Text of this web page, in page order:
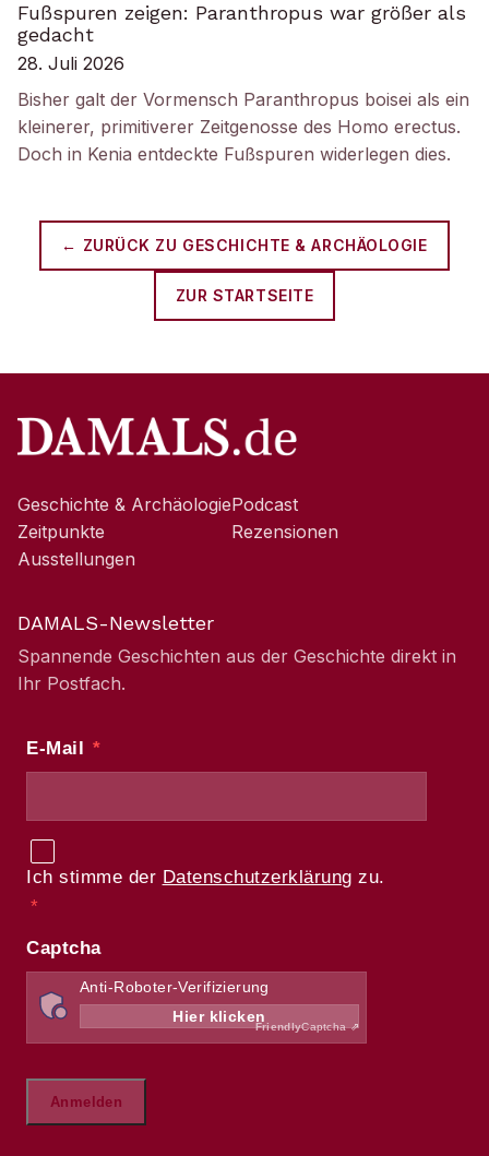
Fußspuren zeigen: Paranthropus war größer als
gedacht
28. Juli 2026
Bisher galt der Vormensch Paranthropus boisei als ein
kleinerer, primitiverer Zeitgenosse des Homo erectus.
Doch in Kenia entdeckte Fußspuren widerlegen dies.
← ZURÜCK ZU GESCHICHTE & ARCHÄOLOGIE
ZUR STARTSEITE
Geschichte & Archäologie
Zeitpunkte
Ausstellungen
Podcast
Rezensionen
DAMALS-Newsletter
Spannende Geschichten aus der Geschichte direkt in
Ihr Postfach.